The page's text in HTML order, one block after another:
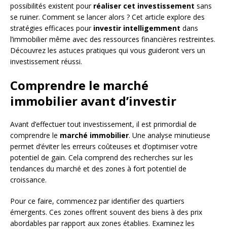
possibilités existent pour réaliser cet investissement sans
se ruiner. Comment se lancer alors ? Cet article explore des
stratégies efficaces pour investir intelligemment dans
l’immobilier même avec des ressources financières restreintes.
Découvrez les astuces pratiques qui vous guideront vers un
investissement réussi.
Comprendre le marché
immobilier avant d’investir
Avant d’effectuer tout investissement, il est primordial de
comprendre le marché immobilier. Une analyse minutieuse
permet d’éviter les erreurs coûteuses et d’optimiser votre
potentiel de gain. Cela comprend des recherches sur les
tendances du marché et des zones à fort potentiel de
croissance.
Pour ce faire, commencez par identifier des quartiers
émergents. Ces zones offrent souvent des biens à des prix
abordables par rapport aux zones établies. Examinez les